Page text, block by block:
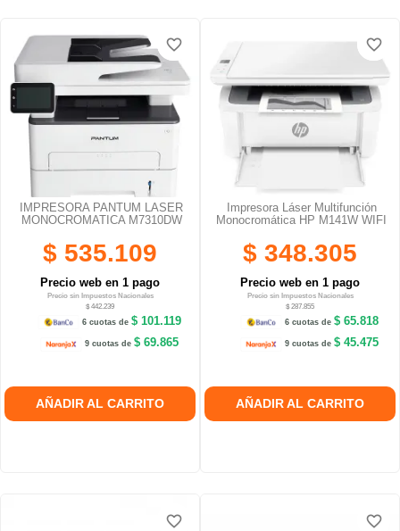
IMPRESORA PANTUM LASER
MONOCROMATICA M7310DW
$ 535.109
Precio web en 1 pago
Precio sin Impuestos Nacionales
$ 442.239
6 cuotas de$ 101.119
9 cuotas de$ 69.865
AÑADIR AL CARRITO
favorite_border
favorite_border
Impresora Láser Multifunción
Monocromática HP M141W WIFI
$ 348.305
Precio web en 1 pago
Precio sin Impuestos Nacionales
$ 287.855
6 cuotas de$ 65.818
9 cuotas de$ 45.475
AÑADIR AL CARRITO
favorite_border
favorite_border
favorite_border
favorite_border favorite_border
favorite_border